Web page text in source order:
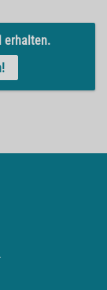
erhalten.